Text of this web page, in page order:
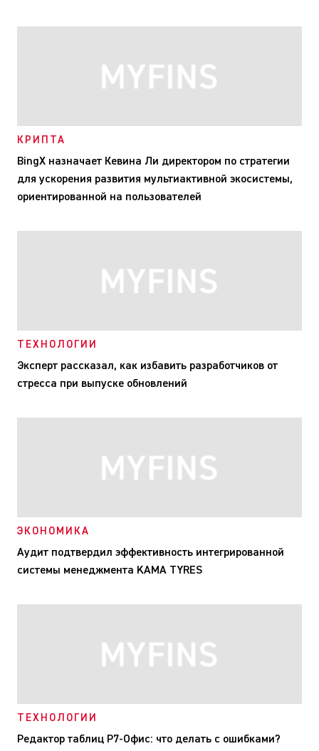
КРИПТА
BingX назначает Кевина Ли директором по стратегии
для ускорения развития мультиактивной экосистемы,
ориентированной на пользователей
ТЕХНОЛОГИИ
Эксперт рассказал, как избавить разработчиков от
стресса при выпуске обновлений
ЭКОНОМИКА
Аудит подтвердил эффективность интегрированной
системы менеджмента KAMA TYRES
ТЕХНОЛОГИИ
Редактор таблиц Р7-Офис: что делать с ошибками?